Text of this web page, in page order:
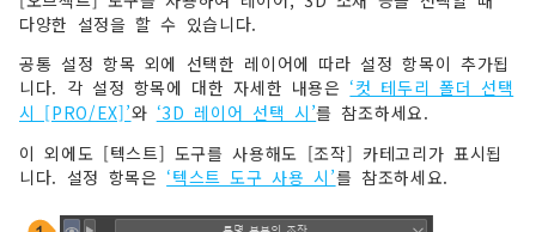
다양한 설정을 할 수 있습니다.
공통 설정 항목 외에 선택한 레이어에 따라 설정 항목이 추가됩
니다. 각 설정 항목에 대한 자세한 내용은 ‘컷 테두리 폴더 선택
시 [PRO/EX]’와 ‘3D 레이어 선택 시’를 참조하세요.
이 외에도 [텍스트] 도구를 사용해도 [조작] 카테고리가 표시됩
니다. 설정 항목은 ‘텍스트 도구 사용 시’를 참조하세요.